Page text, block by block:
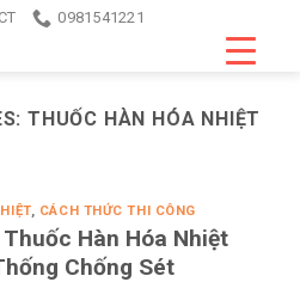
0981541221
THUỐC HÀN HÓA NHIỆT
, CÁCH THỨC THI CÔNG
Hàn Hóa Nhiệt
Chống Sét